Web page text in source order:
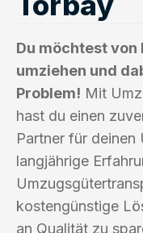
Du möchtest von
umziehen und
Problem! Mit
hast du einen
Partner für deinen
langjährige
kostengünstige
an Qualität zu